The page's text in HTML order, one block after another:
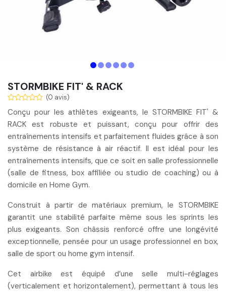
STORMBIKE FIT' & RACK
(0 avis)
Conçu pour les athlètes exigeants, le STORMBIKE FIT' &
RACK est robuste et puissant, conçu pour offrir des
entraînements intensifs et parfaitementfluides grâce à son
système de résistanceà air réactif. Il est idéal pour les
entraînements intensifs, que ce soit en salle professionnelle
(salle de fitness, box affiliée ou studio de coaching) ou à
domicile en Home Gym.
Construit à partir de matériaux premium, le STORMBIKE
garantit une stabilité parfaite même sous les sprints les
plus exigeants. Son châssis renforcé offre une longévité
exceptionnelle, pensée pour un usage professionnel en box,
salle de sport ou home gym intensif.
Cet airbike est équipé d’uneselle multi-réglages
(verticalement et horizontalement), permettant à tous les